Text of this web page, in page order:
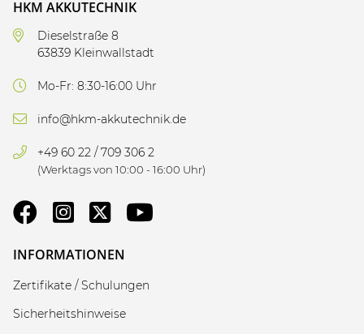
HKM AKKUTECHNIK
Dieselstraße 8
63839 Kleinwallstadt
Mo-Fr: 8:30-16:00 Uhr
info@hkm-akkutechnik.de
+49 60 22 / 709 306 2
(Werktags von 10:00 - 16:00 Uhr)
INFORMATIONEN
Zertifikate / Schulungen
Sicherheitshinweise